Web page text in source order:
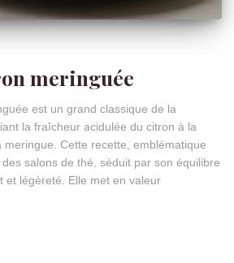
meringuée
est un grand classique de la
la fraîcheur acidulée du citron à la
Cette recette, emblématique
salons de thé, séduit par son équilibre
et légèreté. Elle met en valeur